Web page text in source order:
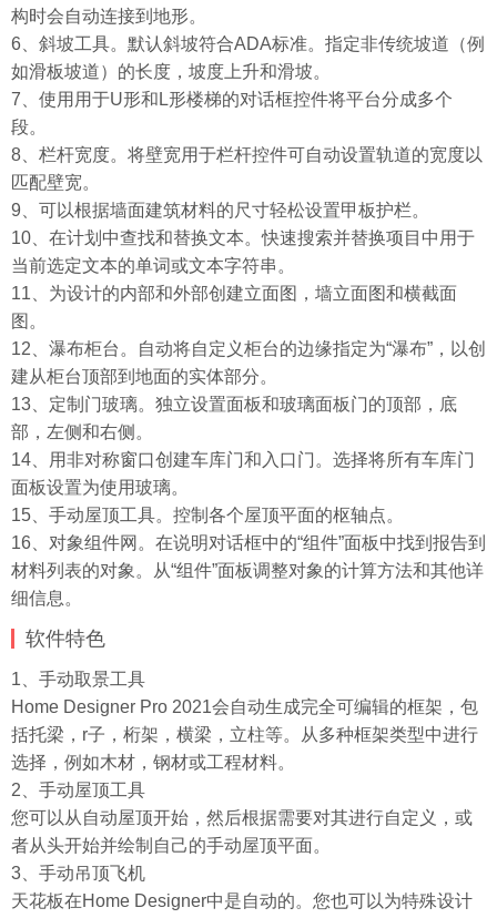
构时会自动连接到地形。
6、斜坡工具。默认斜坡符合ADA标准。指定非传统坡道（例
如滑板坡道）的长度，坡度上升和滑坡。
7、使用用于U形和L形楼梯的对话框控件将平台分成多个
段。
8、栏杆宽度。将壁宽用于栏杆控件可自动设置轨道的宽度以
匹配壁宽。
9、可以根据墙面建筑材料的尺寸轻松设置甲板护栏。
10、在计划中查找和替换文本。快速搜索并替换项目中用于
当前选定文本的单词或文本字符串。
11、为设计的内部和外部创建立面图，墙立面图和横截面
图。
12、瀑布柜台。自动将自定义柜台的边缘指定为“瀑布”，以创
建从柜台顶部到地面的实体部分。
13、定制门玻璃。独立设置面板和玻璃面板门的顶部，底
部，左侧和右侧。
14、用非对称窗口创建车库门和入口门。选择将所有车库门
面板设置为使用玻璃。
15、手动屋顶工具。控制各个屋顶平面的枢轴点。
16、对象组件网。在说明对话框中的“组件”面板中找到报告到
材料列表的对象。从“组件”面板调整对象的计算方法和其他详
细信息。
软件特色
1、手动取景工具
Home Designer Pro 2021会自动生成完全可编辑的框架，包
括托梁，r子，桁架，横梁，立柱等。从多种框架类型中进行
选择，例如木材，钢材或工程材料。
2、手动屋顶工具
您可以从自动屋顶开始，然后根据需要对其进行自定义，或
者从头开始并绘制自己的手动屋顶平面。
3、手动吊顶飞机
天花板在Home Designer中是自动的。您也可以为特殊设计